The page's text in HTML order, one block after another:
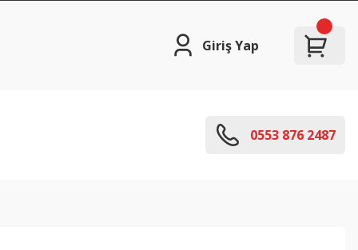
Giriş Yap
0553 876 2487